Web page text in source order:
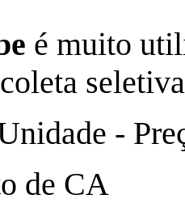
é muito
seletiva
-
de CA